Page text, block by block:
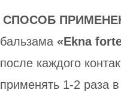
СПОСОБ
бальзама «Ekna
после каждого
применять 1-2 раза